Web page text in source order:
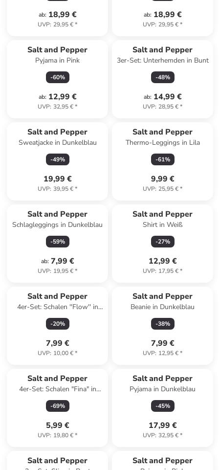
ab: 18,99 €
UVP: 29,95 €*
ab: 18,99 €
UVP: 29,95 €*
Salt and Pepper
Pyjama in Pink
-60%
ab: 12,99 €
UVP: 32,95 €*
Salt and Pepper
3er-Set: Unterhemden in Bunt
-48%
ab: 14,99 €
UVP: 28,95 €*
Salt and Pepper
Sweatjacke in Dunkelblau
-49%
19,99 €
UVP: 39,95 €*
Salt and Pepper
Thermo-Leggings in Lila
-61%
9,99 €
UVP: 25,95 €*
Salt and Pepper
Schlagleggings in Dunkelblau
-59%
ab: 7,99 €
UVP: 19,95 €*
Salt and Pepper
Shirt in Weiß
-27%
12,99 €
UVP: 17,95 €*
Salt and Pepper
4er-Set: Schalen ''Flow'' in
Dunkelblau/ Weiß - (H)4 x Ø
6,5 cm
-20%
7,99 €
UVP: 10,00 €*
Salt and Pepper
Beanie in Dunkelblau
-38%
7,99 €
UVP: 12,95 €*
Salt and Pepper
4er-Set: Schalen "Fina" in
Weiß/ Schwarz - (H)4 x Ø 13
cm
-69%
5,99 €
UVP: 19,80 €*
Salt and Pepper
Pyjama in Dunkelblau
-45%
17,99 €
UVP: 32,95 €*
Salt and Pepper Salt and Pepper